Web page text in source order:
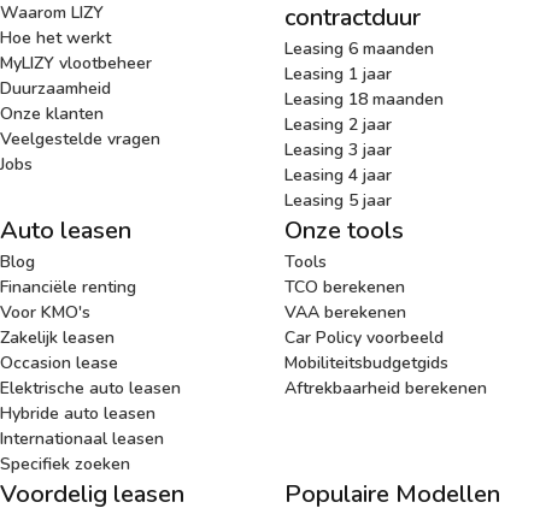
Waarom LIZY
Hoe het werkt
MyLIZY vlootbeheer
Duurzaamheid
Onze klanten
Veelgestelde vragen
Jobs
contractduur
Leasing 6 maanden
Leasing 1 jaar
Leasing 18 maanden
Leasing 2 jaar
Leasing 3 jaar
Leasing 4 jaar
Leasing 5 jaar
Auto leasen
Blog
Financiële renting
Voor KMO's
Zakelijk leasen
Occasion lease
Elektrische auto leasen
Hybride auto leasen
Internationaal leasen
Specifiek zoeken
Onze tools
Tools
TCO berekenen
VAA berekenen
Car Policy voorbeeld
Mobiliteitsbudgetgids
Aftrekbaarheid berekenen
Voordelig leasen Populaire Modellen